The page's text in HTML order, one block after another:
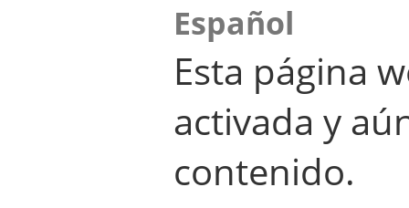
Español
Esta página
activada y
contenido.